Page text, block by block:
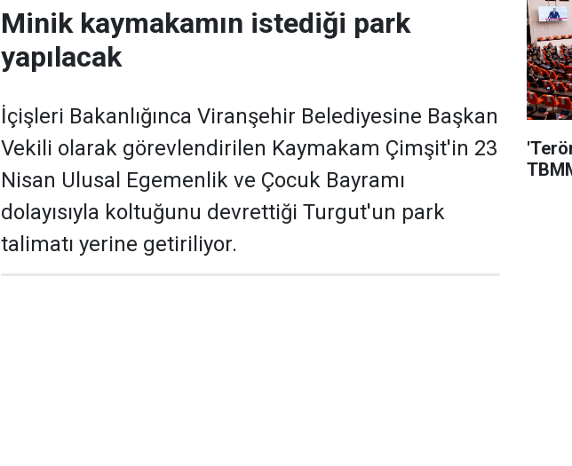
Minik kaymakamın istediği park
yapılacak
İçişleri Bakanlığınca Viranşehir Belediyesine Başkan
Vekili olarak görevlendirilen Kaymakam Çimşit'in 23
Nisan Ulusal Egemenlik ve Çocuk Bayramı
dolayısıyla koltuğunu devrettiği Turgut'un park
talimatı yerine getiriliyor.